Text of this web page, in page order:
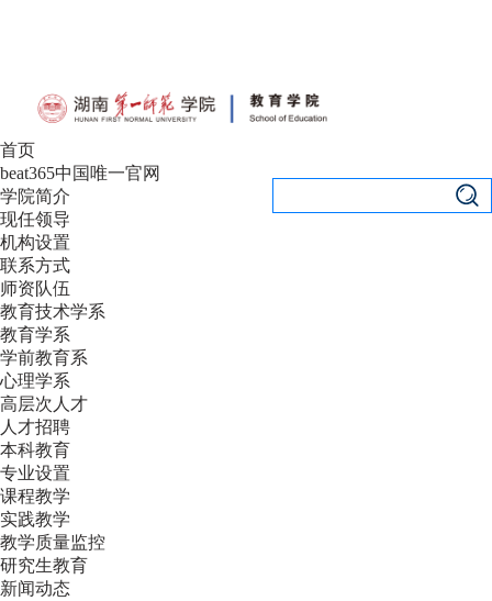
首页
beat365中国唯一官网
学院简介
现任领导
机构设置
联系方式
师资队伍
教育技术学系
教育学系
学前教育系
心理学系
高层次人才
人才招聘
本科教育
专业设置
课程教学
实践教学
教学质量监控
研究生教育
新闻动态